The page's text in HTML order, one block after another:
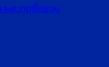
ะความชื้นแบบ